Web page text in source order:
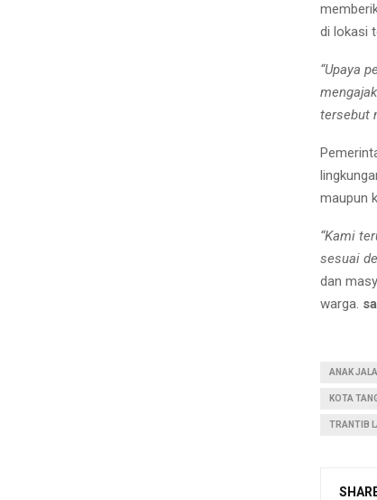
di lokasi
“Upaya
tersebut
maupun
“Kami
sesuai
dan
warga.
ANAK
KOTA
TRANTIB